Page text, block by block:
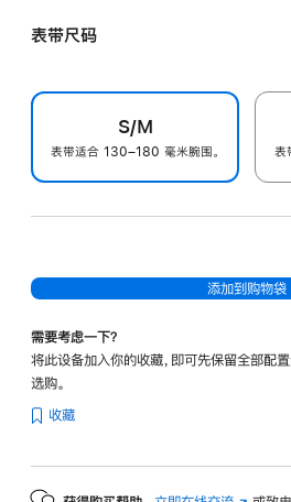
表带尺码
S/M
表带适合 130–180 毫米腕围。 表
添加到购物袋
需要考虑一下？
将此设备加入你的收藏，即可先保留全部配
选购。
收藏